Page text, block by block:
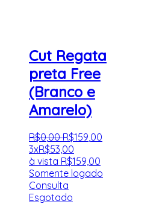
Cut Regata
preta Free
(Branco e
Amarelo)
R$0,00 R$159 00
3xR$53,00
à vista R$159,00
Somente logado
Consulta
Esgotado